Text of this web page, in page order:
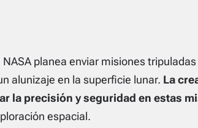
planea enviar misiones
alunizaje en la superficie lunar. La
la precisión y seguridad en estas
espacial.